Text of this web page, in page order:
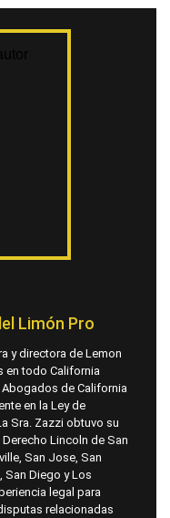
Limón Pro
y directora de Lemon
en todo California
de California
en la Ley de
Sra. Zazzi obtuvo su
Lincoln de San
San Jose, San
San Diego y Los
legal para
relacionadas